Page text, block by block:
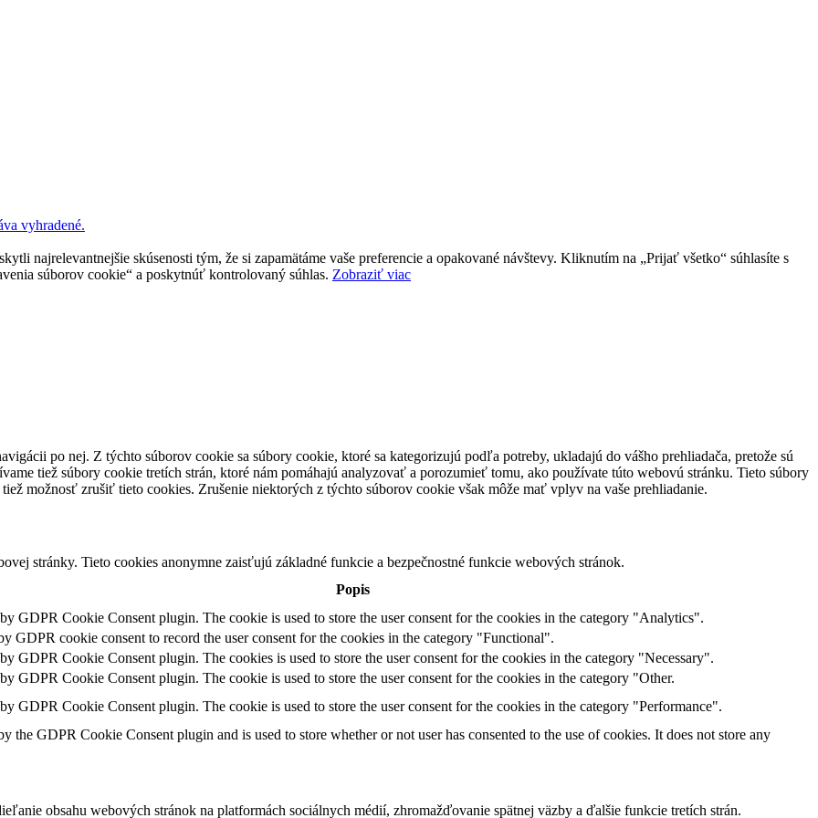
vyhradené.
najrelevantnejšie skúsenosti tým, že si zapamätáme vaše preferencie a opakované návštevy. Kliknutím na „Prijať všetko“ súhlasíte s
súborov cookie“ a poskytnúť kontrolovaný súhlas. Zobraziť viac
po nej. Z týchto súborov cookie sa súbory cookie, ktoré sa kategorizujú podľa potreby, ukladajú do vášho prehliadača, pretože sú
tiež súbory cookie tretích strán, ktoré nám pomáhajú analyzovať a porozumieť tomu, ako používate túto webovú stránku. Tieto súbory
možnosť zrušiť tieto cookies. Zrušenie niektorých z týchto súborov cookie však môže mať vplyv na vaše prehliadanie.
stránky. Tieto cookies anonymne zaisťujú základné funkcie a bezpečnostné funkcie webových stránok.
Popis
GDPR Cookie Consent plugin. The cookie is used to store the user consent for the cookies in the category "Analytics".
GDPR cookie consent to record the user consent for the cookies in the category "Functional".
GDPR Cookie Consent plugin. The cookies is used to store the user consent for the cookies in the category "Necessary".
GDPR Cookie Consent plugin. The cookie is used to store the user consent for the cookies in the category "Other.
GDPR Cookie Consent plugin. The cookie is used to store the user consent for the cookies in the category "Performance".
the GDPR Cookie Consent plugin and is used to store whether or not user has consented to the use of cookies. It does not store any
obsahu webových stránok na platformách sociálnych médií, zhromažďovanie spätnej väzby a ďalšie funkcie tretích strán.